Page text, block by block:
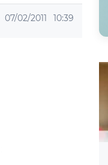
07/02/2011 10:39